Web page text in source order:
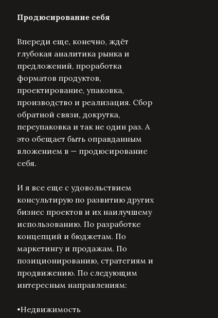
Продюсирование себя
Впереди еще, конечно, ждёт
глубокая аналитика рынка и
предложений, проработка
форматов продуктов,
проектирование, упаковка,
производство и реализация. Сбор
обратной связи, докрутка,
переупаковка и так не один раз. А
это обещает быть оправданным
вложением в — продюсирование
себя.
И я все еще с удовольствием
консультирую по развитию других
бизнес проектов и их наилучшему
использованию. По разработке
концепций и бюджетам. По
маркетингу и продажам. По
позиционированию, стратегиям и
продвижению. По следующим
интересным направлениям:
•Недвижимость